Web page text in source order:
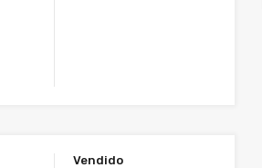
Vendido